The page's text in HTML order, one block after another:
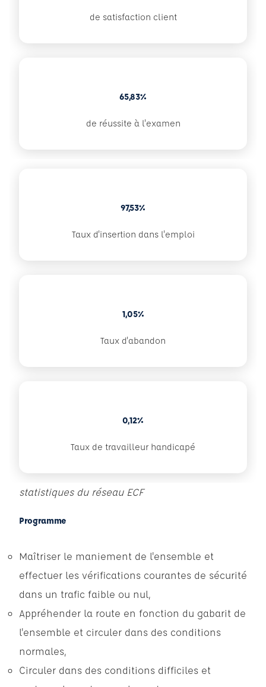
de satisfaction client
65,83%
de réussite à l'examen
97,53%
Taux d'insertion dans l'emploi
1,05%
Taux d'abandon
0,12%
Taux de travailleur handicapé
statistiques du réseau ECF
Programme
Maîtriser le maniement de l'ensemble et
effectuer les vérifications courantes de sécurité
dans un trafic faible ou nul,
Appréhender la route en fonction du gabarit de
l'ensemble et circuler dans des conditions
normales,
Circuler dans des conditions difficiles et